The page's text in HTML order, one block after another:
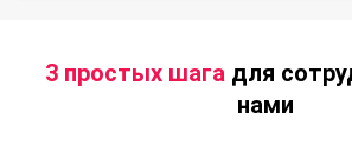
3 простых шагадля
нами